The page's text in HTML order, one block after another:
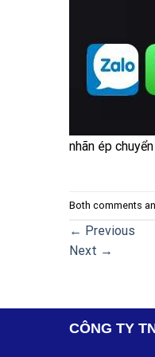
nhãn ép
Both comments
← Previous
Next →
CÔNG TY